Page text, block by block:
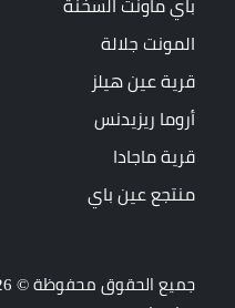
باي ماونت السخنة
المونت جلالة
قرية عين هيلز
أروما ريزيدنس
قرية ماجادا
منتجع عين باي